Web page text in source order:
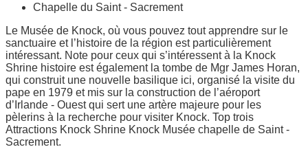
Chapelle du Saint - Sacrement
Le Musée de Knock, où vous pouvez tout apprendre sur le
sanctuaire et l’histoire de la région est particulièrement
intéressant. Note pour ceux qui s’intéressent à la Knock
Shrine histoire est également la tombe de Mgr James Horan,
qui construit une nouvelle basilique ici, organisé la visite du
pape en 1979 et mis sur la construction de l’aéroport
d’Irlande - Ouest qui sert une artère majeure pour les
pèlerins à la recherche pour visiter Knock. Top trois
Attractions Knock Shrine Knock Musée chapelle de Saint -
Sacrement.